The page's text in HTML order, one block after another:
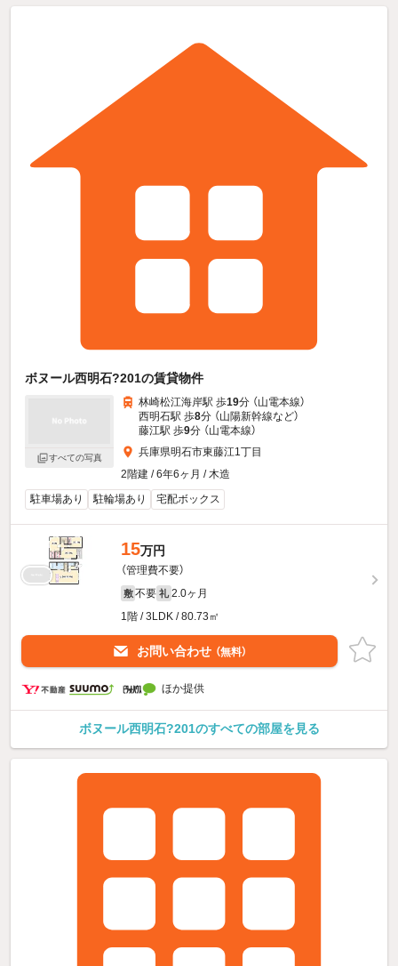
ボヌール西明石?201の賃貸物件
すべての写真
林崎松江海岸駅 歩19分 （山電本線）
西明石駅 歩8分 （山陽新幹線など）
藤江駅 歩9分 （山電本線）
兵庫県明石市東藤江1丁目
2階建 / 6年6ヶ月 / 木造
駐車場あり
駐輪場あり 宅配ボックス
15万円
（管理費不要）
敷 不要 礼 2.0ヶ月
1階 / 3LDK / 80.73㎡
お問い合わせ （無料）
ほか提供
ボヌール西明石?201のすべての部屋を見る